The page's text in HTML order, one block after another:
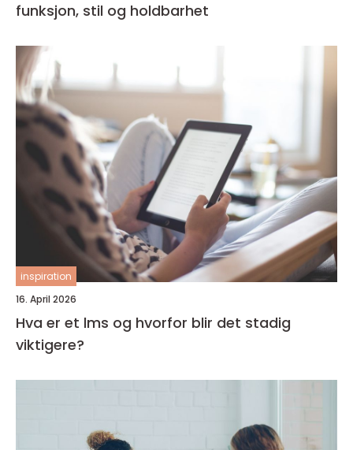
funksjon, stil og holdbarhet
inspiration
16. April 2026
Hva er et lms og hvorfor blir det stadig
viktigere?